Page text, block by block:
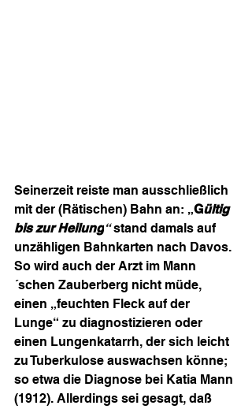
Seinerzeit reiste man ausschließlich
mit der (Rätischen) Bahn an: „Gültig
bis zur Heilung“ stand damals auf
unzähligen Bahnkarten nach Davos.
So wird auch der Arzt im Mann
´schen Zauberberg nicht müde,
einen „feuchten Fleck auf der
Lunge“ zu diagnostizieren oder
einen Lungenkatarrh, der sich leicht
zu Tuberkulose auswachsen könne;
so etwa die Diagnose bei Katia Mann
(1912). Allerdings sei gesagt, daß